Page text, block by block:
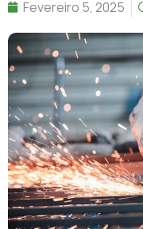
Fevereiro 5, 2025